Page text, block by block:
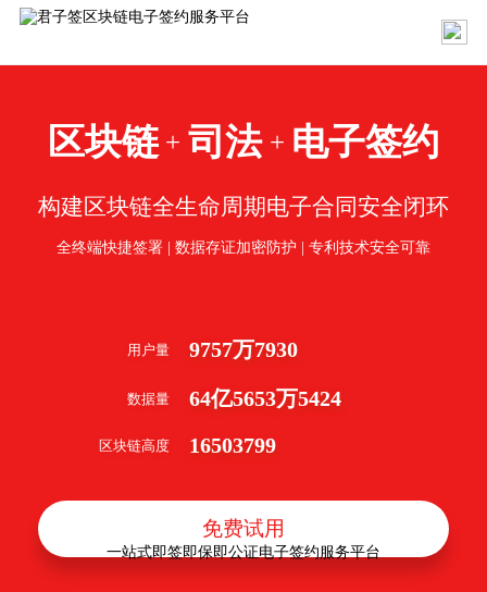
区块链 + 司法 + 电子签约
构建区块链全生命周期电子合同安全闭环
全终端快捷签署 | 数据存证加密防护 | 专利技术安全可靠
用户量 9757万7930
数据量 64亿5653万5424
区块链高度 16503799
免费试用
一站式即签即保即公证电子签约服务平台